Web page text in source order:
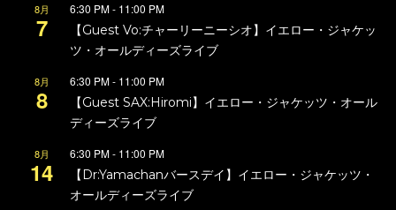
8月
7
6:30 PM- 11:00 PM
【Guest Vo:チャーリーニーシオ】イエロー・ジャケッ
ツ・オールディーズライブ
8月
8
6:30 PM- 11:00 PM
【Guest SAX:Hiromi】イエロー・ジャケッツ・オール
ディーズライブ
8月
14
6:30 PM- 11:00 PM
【Dr:Yamachanバースデイ】イエロー・ジャケッツ・
オールディーズライブ